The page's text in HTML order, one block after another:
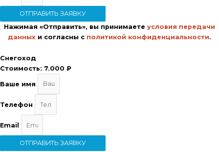
ОТПРАВИТЬ ЗАЯВКУ
Нажимая «Отправить», вы принимаете условия передачи
данных и согласны с политикой конфиденциальности.
Снегоход
Стоимость: 7.000 ₽
Ваше имя
Телефон
Email
ОТПРАВИТЬ ЗАЯВКУ